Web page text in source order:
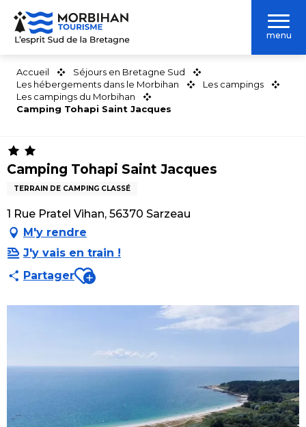
Aller
contenu
menu
Accueil
Séjours en Bretagne Sud
Les hébergements dans le Morbihan
Les campings
Les campings du Morbihan
Camping Tohapi Saint Jacques
Camping Tohapi Saint Jacques
TERRAIN DE CAMPING CLASSÉ
1 Rue Pratel Vihan, 56370 Sarzeau
M'y rendre
J'y vais en train !
PartagerAjouter aux favoris